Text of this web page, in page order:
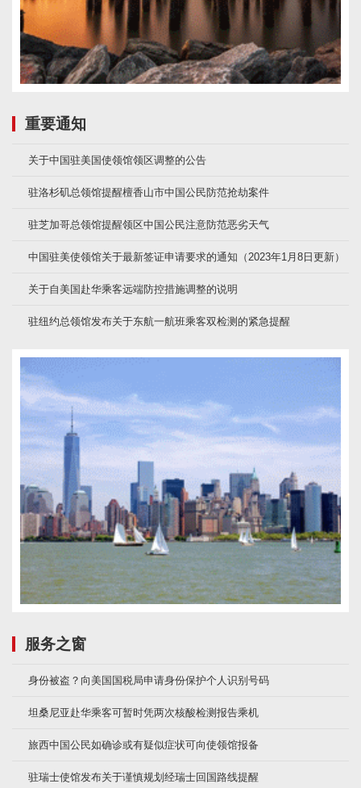
重要通知
关于中国驻美国使领馆领区调整的公告
驻洛杉矶总领馆提醒檀香山市中国公民防范抢劫案件
驻芝加哥总领馆提醒领区中国公民注意防范恶劣天气
中国驻美使领馆关于最新签证申请要求的通知（2023年1月8日更新）
关于自美国赴华乘客远端防控措施调整的说明
驻纽约总领馆发布关于东航一航班乘客双检测的紧急提醒
服务之窗
身份被盗？向美国国税局申请身份保护个人识别号码
坦桑尼亚赴华乘客可暂时凭两次核酸检测报告乘机
旅西中国公民如确诊或有疑似症状可向使领馆报备
驻瑞士使馆发布关于谨慎规划经瑞士回国路线提醒